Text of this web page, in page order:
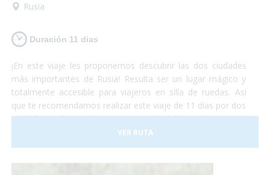
Rusia
Duración 11 dias
¡En este viaje les proponemos descubrir las dos ciudades
más importantes de Rusia! Resulta ser un lugar mágico y
totalmente accesible para viajeros en silla de ruedas. Así
que te recomendamos realizar este viaje de 11 días por dos
ciudades realmente hermosas. No lo dudes más y vete a
conocer las principales ciudades rusas, ¡dejamos el resto
para otra aventura!¡Sólo preocúpate por disfrutar al
VER RUTA